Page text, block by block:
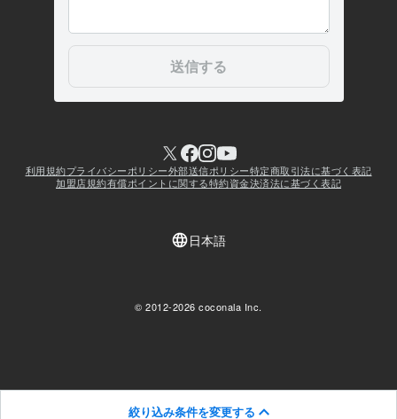
絞り込み条件を変更する